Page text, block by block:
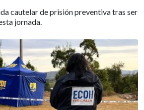
cautelar de prisión preventiva tras ser
jornada.